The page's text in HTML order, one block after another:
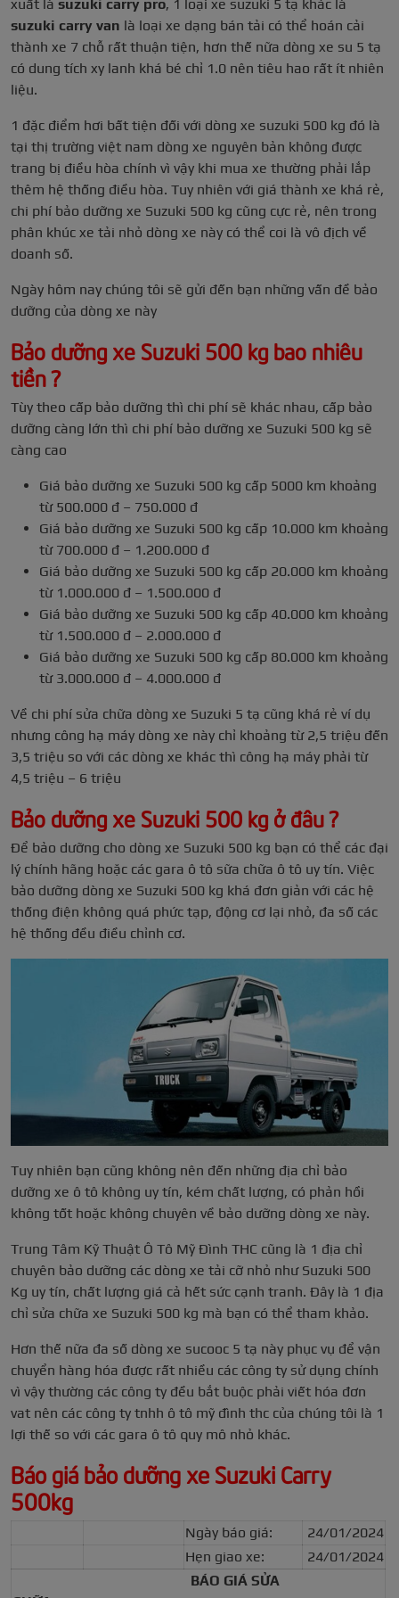
xuất là suzuki carry pro, 1 loại xe suzuki 5 tạ khác là
suzuki carry van là loại xe dạng bán tải có thể hoán cải
thành xe 7 chỗ rất thuận tiện, hơn thế nữa dòng xe su 5 tạ
có dung tích xy lanh khá bé chỉ 1.0 nên tiêu hao rất ít nhiên
liệu.
1 đặc điểm hơi bất tiện đối với dòng xe suzuki 500 kg đó là
tại thị trường việt nam dòng xe nguyên bản không được
trang bị điều hòa chính vì vậy khi mua xe thường phải lắp
thêm hệ thống điều hòa. Tuy nhiên với giá thành xe khá rẻ,
chi phí bảo dưỡng xe Suzuki 500 kg cũng cực rẻ, nên trong
phân khúc xe tải nhỏ dòng xe này có thể coi là vô địch về
doanh số.
Ngày hôm nay chúng tôi sẽ gửi đến bạn những vấn đề bảo
dưỡng của dòng xe này
Bảo dưỡng xe Suzuki 500 kg bao nhiêu
tiền ?
Tùy theo cấp bảo dưỡng thì chi phí sẽ khác nhau, cấp bảo
dưỡng càng lớn thì chi phí bảo dưỡng xe Suzuki 500 kg sẽ
càng cao
Giá bảo dưỡng xe Suzuki 500 kg cấp 5000 km khoảng
từ 500.000 đ – 750.000 đ
Giá bảo dưỡng xe Suzuki 500 kg cấp 10.000 km khoảng
từ 700.000 đ – 1.200.000 đ
Giá bảo dưỡng xe Suzuki 500 kg cấp 20.000 km khoảng
từ 1.000.000 đ – 1.500.000 đ
Giá bảo dưỡng xe Suzuki 500 kg cấp 40.000 km khoảng
từ 1.500.000 đ – 2.000.000 đ
Giá bảo dưỡng xe Suzuki 500 kg cấp 80.000 km khoảng
từ 3.000.000 đ – 4.000.000 đ
Về chi phí sửa chữa dòng xe Suzuki 5 tạ cũng khá rẻ ví dụ
nhưng công hạ máy dòng xe này chỉ khoảng từ 2,5 triệu đến
3,5 triệu so với các dòng xe khác thì công hạ máy phải từ
4,5 triệu – 6 triệu
Bảo dưỡng xe Suzuki 500 kg ở đâu ?
Để bảo dưỡng cho dòng xe Suzuki 500 kg bạn có thể các đại
lý chính hãng hoặc các gara ô tô sữa chữa ô tô uy tín. Việc
bảo dưỡng dòng xe Suzuki 500 kg khá đơn giản với các hệ
thống điện không quá phức tạp, động cơ lại nhỏ, đa số các
hệ thống đều điều chỉnh cơ.
Tuy nhiên bạn cũng không nên đến những địa chỉ bảo
dưỡng xe ô tô không uy tín, kém chất lượng, có phản hồi
không tốt hoặc không chuyên về bảo dưỡng dòng xe này.
Trung Tâm Kỹ Thuật Ô Tô Mỹ Đình THC cũng là 1 địa chỉ
chuyên bảo dưỡng các dòng xe tải cỡ nhỏ như Suzuki 500
Kg uy tín, chất lượng giá cả hết sức cạnh tranh. Đây là 1 địa
chỉ sửa chữa xe Suzuki 500 kg mà bạn có thể tham khảo.
Hơn thế nữa đa số dòng xe sucooc 5 tạ này phục vụ để vận
chuyển hàng hóa được rất nhiều các công ty sử dụng chính
vì vậy thường các công ty đều bắt buộc phải viết hóa đơn
vat nên các công ty tnhh ô tô mỹ đình thc của chúng tôi là 1
lợi thế so với các gara ô tô quy mô nhỏ khác.
Báo giá bảo dưỡng xe Suzuki Carry
500kg
Ngày báo giá:
24/01/2024
Hẹn giao xe:
24/01/2024
BÁO GIÁ SỬA